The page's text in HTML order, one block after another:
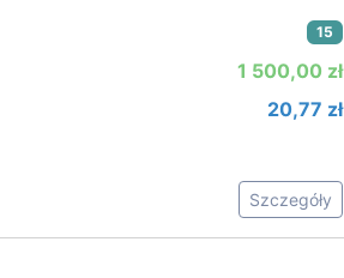
15
1 500,00 zł
20,77 zł
Szczegóły